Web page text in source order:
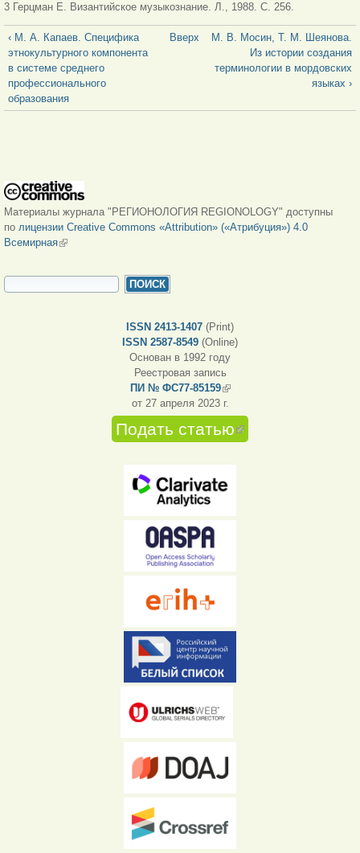
3 Герцман Е. Византийское музыкознание. Л., 1988. С. 256.
‹ М. А. Капаев. Специфика
этнокультурного компонента
в системе среднего
профессионального
образования
Вверх
М. В. Мосин, Т. М. Шеянова.
Из истории создания
терминологии в мордовских
языках ›
Материалы журнала "РЕГИОНОЛОГИЯ REGIONOLOGY" доступны
по лицензии Creative Commons «Attribution» («Атрибуция») 4.0
Всемирная(внешняя ссылка)
ФОРМА ПОИСКА
ISSN 2413-1407 (Print)
ISSN 2587-8549 (Online)
Основан в 1992 году
Реестровая запись
ПИ № ФС77-85159(внешняя ссылка)
от 27 апреля 2023 г.
Подать статью